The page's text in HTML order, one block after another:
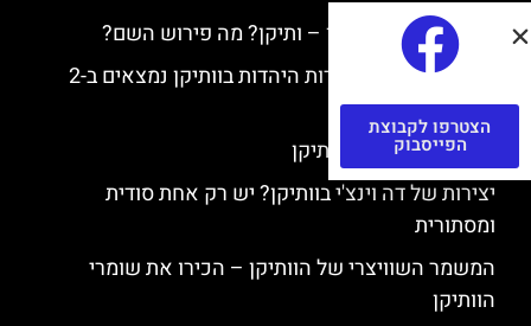
למה קוראים לוותיקן – ותיקן? מה פירוש השם?
כתב יד ותיקן – אוצרות היהדות בוותיקן נמצאים ב-2
כתבי יד עתיקים
יצירות של רפאל בוותיקן
יצירות של דה וינצ'י בוותיקן? יש רק אחת סודית
ומסתורית
המשמר השוויצרי של הוותיקן – הכירו את שומרי
הוותיקן
הצטרפו לקבוצת
הפייסבוק